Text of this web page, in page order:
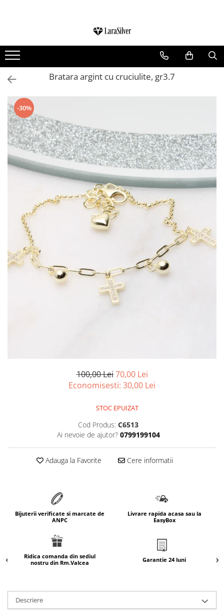
CERCEI ARGINT
BRATARI ARGINT
COLIERE ARGINT
LANTISOARE ARGINT
CRUCIULITE SI ICONITE ARGINT
PANDANTIVE ARGINT
BROSE ARGINT
VERIGHETE ARGINT
BIJUTERII ARGINT PENTRU COPII
BIJUTERII ARGINT PENTRU BARBATI
INELE ARGINT
marime reglabila
marimea 47
marimea 48
marimea 49
marimea 63
marimea 64
marimea 68
SETURI ARGINT
marime reglabila
marimea 49
marimea 50
marimea 52
marimea 53
Bratara argint cu cruciulite, gr3.7
-30%
100,00 Lei 70,00 Lei
Economisesti: 30,00 Lei
STOC EPUIZAT
Cod Produs: C6513
Ai nevoie de ajutor? 0799199104
Adauga la Favorite Cere informatii
Bijuterii verificate si marcate de
ANPC
Livrare rapida acasa sau la
EasyBox
Ridica comanda din sediul
nostru din Rm.Valcea
Garantie 24 luni
Descriere